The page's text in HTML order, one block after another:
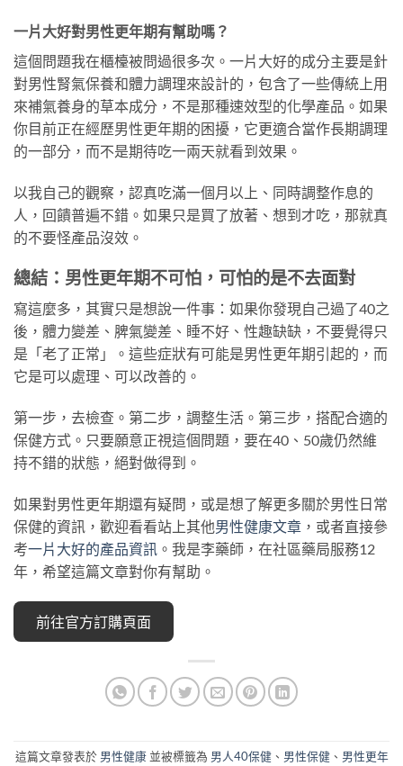
一片大好對男性更年期有幫助嗎？
這個問題我在櫃檯被問過很多次。一片大好的成分主要是針
對男性腎氣保養和體力調理來設計的，包含了一些傳統上用
來補氣養身的草本成分，不是那種速效型的化學產品。如果
你目前正在經歷男性更年期的困擾，它更適合當作長期調理
的一部分，而不是期待吃一兩天就看到效果。
以我自己的觀察，認真吃滿一個月以上、同時調整作息的
人，回饋普遍不錯。如果只是買了放著、想到才吃，那就真
的不要怪產品沒效。
總結：男性更年期不可怕，可怕的是不去面對
寫這麼多，其實只是想說一件事：如果你發現自己過了40之
後，體力變差、脾氣變差、睡不好、性趣缺缺，不要覺得只
是「老了正常」。這些症狀有可能是男性更年期引起的，而
它是可以處理、可以改善的。
第一步，去檢查。第二步，調整生活。第三步，搭配合適的
保健方式。只要願意正視這個問題，要在40、50歲仍然維
持不錯的狀態，絕對做得到。
如果對男性更年期還有疑問，或是想了解更多關於男性日常
保健的資訊，歡迎看看站上其他男性健康文章 ，或者直接參
考一片大好的產品資訊 。我是李藥師，在社區藥局服務12
年，希望這篇文章對你有幫助。
前往官方訂購頁面
這篇文章發表於 男性健康並被標籤為 男人40保健、 男性保健、 男性更年